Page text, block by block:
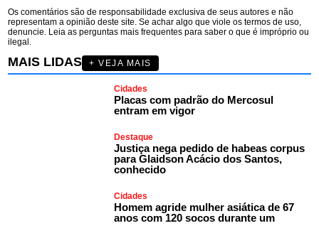
Os comentários são de responsabilidade exclusiva de seus autores e não
representam a opinião deste site. Se achar algo que viole os termos de uso,
denuncie. Leia as perguntas mais frequentes para saber o que é impróprio ou
ilegal.
MAIS LIDAS + VEJA MAIS
Cidades
Placas com padrão do Mercosul
entram em vigor
Destaque
Justiça nega pedido de habeas corpus
para Glaidson Acácio dos Santos,
conhecido
Cidades
Homem agride mulher asiática de 67
anos com 120 socos durante um